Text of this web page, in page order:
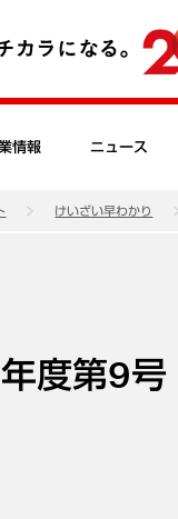
情報 ニュース
けいざい早わかり
度第9号